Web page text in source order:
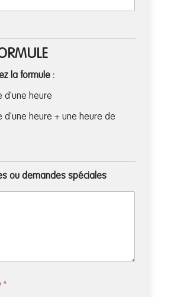
la formule :
d'une heure
d'une heure + une heure de
ou demandes spéciales
*